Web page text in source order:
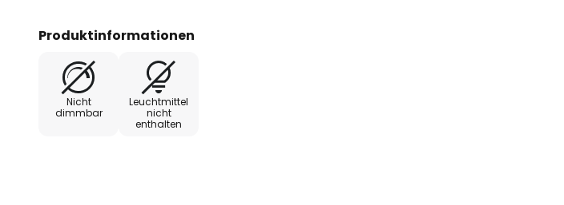
Produktinformationen
Nicht
dimmbar
Leuchtmittel
nicht
enthalten